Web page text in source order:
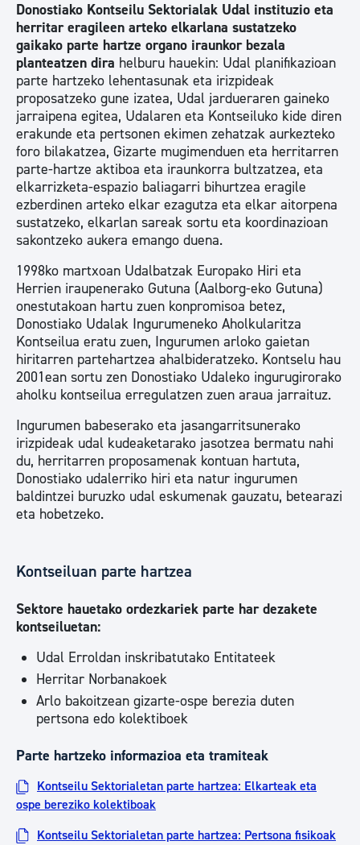
Donostiako Kontseilu Sektorialak Udal instituzio eta
herritar eragileen arteko elkarlana sustatzeko
gaikako parte hartze organo iraunkor bezala
planteatzen dira helburu hauekin: Udal planifikazioan
parte hartzeko lehentasunak eta irizpideak
proposatzeko gune izatea, Udal jardueraren gaineko
jarraipena egitea, Udalaren eta Kontseiluko kide diren
erakunde eta pertsonen ekimen zehatzak aurkezteko
foro bilakatzea, Gizarte mugimenduen eta herritarren
parte-hartze aktiboa eta iraunkorra bultzatzea, eta
elkarrizketa-espazio baliagarri bihurtzea eragile
ezberdinen arteko elkar ezagutza eta elkar aitorpena
sustatzeko, elkarlan sareak sortu eta koordinazioan
sakontzeko aukera emango duena.
1998ko martxoan Udalbatzak Europako Hiri eta
Herrien iraupenerako Gutuna (Aalborg-eko Gutuna)
onestutakoan hartu zuen konpromisoa betez,
Donostiako Udalak Ingurumeneko Aholkularitza
Kontseilua eratu zuen, Ingurumen arloko gaietan
hiritarren partehartzea ahalbideratzeko. Kontselu hau
2001ean sortu zen Donostiako Udaleko ingurugirorako
aholku kontseilua erregulatzen zuen araua jarraituz.
Ingurumen babeserako eta jasangarritsunerako
irizpideak udal kudeaketarako jasotzea bermatu nahi
du, herritarren proposamenak kontuan hartuta,
Donostiako udalerriko hiri eta natur ingurumen
baldintzei buruzko udal eskumenak gauzatu, betearazi
eta hobetzeko.
Kontseiluan parte hartzea
Sektore hauetako ordezkariek parte har dezakete
kontseiluetan:
Udal Erroldan inskribatutako Entitateek
Herritar Norbanakoek
Arlo bakoitzean gizarte-ospe berezia duten
pertsona edo kolektiboek
Parte hartzeko informazioa eta tramiteak
Kontseilu Sektorialetan parte hartzea: Elkarteak eta
ospe bereziko kolektiboak
Kontseilu Sektorialetan parte hartzea: Pertsona fisikoak